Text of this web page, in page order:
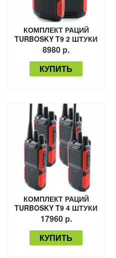
КОМПЛЕКТ РАЦИЙ
TURBOSKY T9 2 ШТУКИ
8980 р.
КУПИТЬ
КОМПЛЕКТ РАЦИЙ
TURBOSKY T9 4 ШТУКИ
17960 р.
КУПИТЬ